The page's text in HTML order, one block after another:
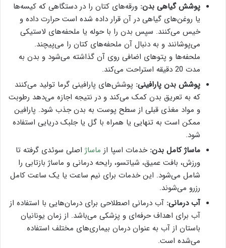
پوشش گیاهی بدن: ورقه‌های کتان را در دستگاهی که کیسه‌ها
یا روغن‌های گیاهی در آن قرار داده شده است حرارت داده و
خیس می‌کنند. سپس بدن را با حوله یا ملحفه‌های لاستیکی
می‌پوشانند و به دنبال آن ملحفه‌های کتان را می‌پیچند.
ملحفه‌ها و پتوهای اضافی روی آن گذاشته می‌شود و بدن به
مدت 20 دقیقه استراحت می‌کند.
پوشش بدن پارافینی: پوشش‌های پارافینی گرما تولید می‌کنند
که به تعریق بدن کمک می‌کند و در نتیجه اجازه می‌دهد رطوبت
و مواد مغذی قبلی از سطح پوست به بدن جذب شود. پارافین
ممکن است به تنهایی یا همراه با گل یا جلبک دریایی استفاده
شود.
ماساژ کامل بدن:خدمات اسپا از ماساژ اصلی سوئدی گرفته تا
ورزش، بافت عمیق، شیاتسو، رایحه درمانی و ماساژ بازتابی را
شامل می‌شود. این خدمات برای نیم ساعت یا یک ساعت کامل
رزرو می‌شوند.
آب درمانی: آب درمانی اصطلاحی برای درمان‌هایی با استفاده از
آب برای اهداف حرفه‌ای و پزشکی می‌باشد. از زمان یونانیان
باستان از آب به عنوان درمان بیماری‌های مختلف استفاده
می‌شده است.